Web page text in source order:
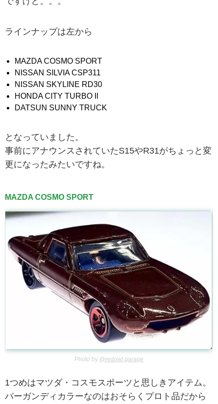
ラインナップは左から
MAZDA COSMO SPORT
NISSAN SILVIA CSP311
NISSAN SKYLINE RD30
HONDA CITY TURBO II
DATSUN SUNNY TRUCK
となっていました。
事前にアナウンスされていたS15やR31がちょっと変
更になったみたいですね。
MAZDA COSMO SPORT
Photo by @redowl.garage
1つめはマツダ・コスモスポーツと思しきアイテム。
バーガンディカラーなのはおそらくプロト品だから